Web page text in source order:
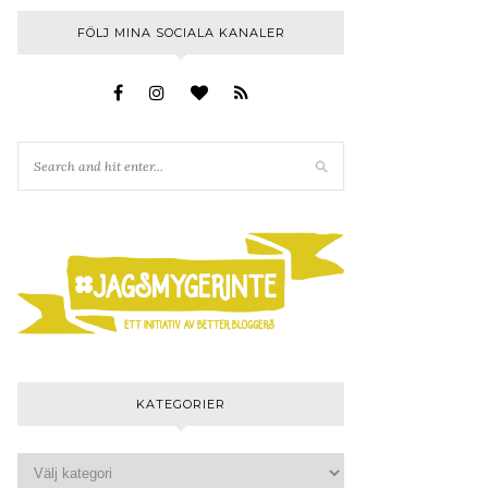
FÖLJ MINA SOCIALA KANALER
KATEGORIER